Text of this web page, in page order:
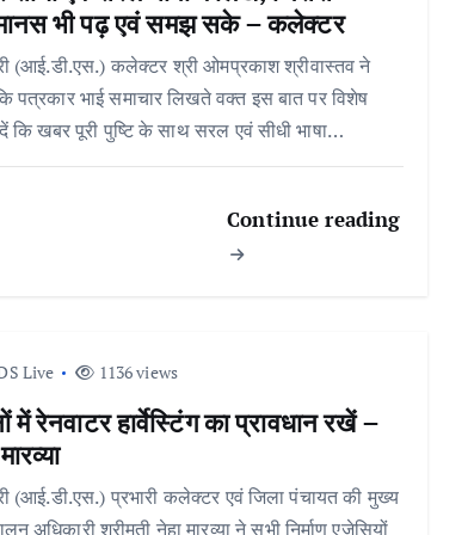
भी पढ़ एवं समझ सके – कलेक्टर
(आई.डी.एस.) कलेक्टर श्री ओमप्रकाश श्रीवास्तव ने
पत्रकार भाई समाचार लिखते वक्त इस बात पर विशेष
कि खबर पूरी पुष्टि के साथ सरल एवं सीधी भाषा…
Continue reading
Live 1136 views
में रेनवाटर हार्वेस्टिंग का प्रावधान रखें –
(आई.डी.एस.) प्रभारी कलेक्टर एवं जिला पंचायत की मुख्य
अधिकारी श्रीमती नेहा मारव्या ने सभी निर्माण एजेसियों